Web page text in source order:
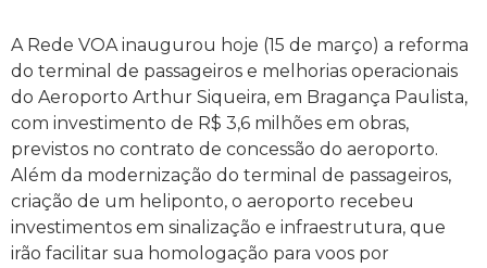
A Rede VOA inaugurou hoje (15 de março) a reforma
do terminal de passageiros e melhorias operacionais
do Aeroporto Arthur Siqueira, em Bragança Paulista,
com investimento de R$ 3,6 milhões em obras,
previstos no contrato de concessão do aeroporto.
Além da modernização do terminal de passageiros,
criação de um heliponto, o aeroporto recebeu
investimentos em sinalização e infraestrutura, que
irão facilitar sua homologação para voos por